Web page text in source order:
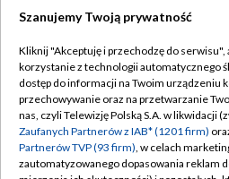
TVP
Abonament TVP
Emisja w TVP
Centrum informacji TVP
Regulamin
Polityka
Moje
Szanujemy Twoją prywatność
Kliknij "Akceptuję i przechodzę do serwisu",
korzystanie z technologii automatycznego
dostęp do informacji na Twoim urządzeniu
przechowywanie oraz na przetwarzanie
nas, czyli Telewizję Polską S.A. w likwidacji
Zaufanych Partnerów z IAB* (1201 firm)
Partnerów TVP (93 firm), w celach
zautomatyzowanego dopasowania reklam